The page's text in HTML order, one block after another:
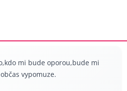
mi bude oporou,bude mi
vypomuze.